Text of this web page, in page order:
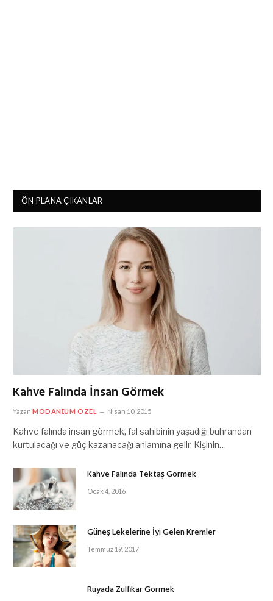
ÖN PLANA ÇIKANLAR
Kahve Falında İnsan Görmek
Yazan MODANIUM ÖZEL Nisan 10, 2015
Kahve falında insan görmek, fal sahibinin yaşadığı buhrandan
kurtulacağı ve güç kazanacağı anlamına gelir. Kişinin…
Kahve Falında Tektaş Görmek
Ocak 4, 2016
Güneş Lekelerine İyi Gelen Kremler
Temmuz 19, 2017
Rüyada Zülfikar Görmek